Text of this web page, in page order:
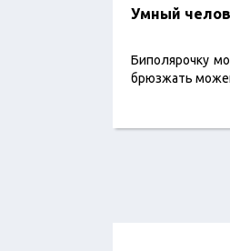
Умный
Биполярочку
брюзжать